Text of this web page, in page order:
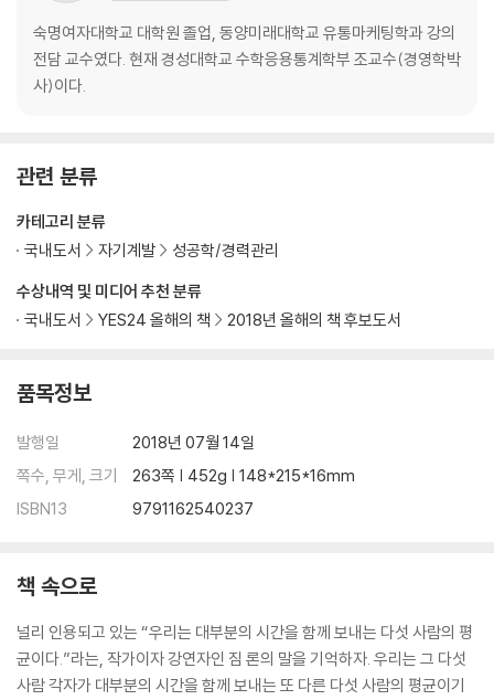
10. 확실한 의도, 그 이상이 필요하다
유연한 학습자가 되어야 한다 | 변화를 위해 100퍼센트 전력투구하라 | 때
11. 높은 목표에 맞춰 성장하라
자신의 실력보다 높은 수준의 목표를 설정하라 | 잘하는 사람들과 경쟁하
라 | 최고의 능력을 끌어내려면 공개적으로 경쟁하라 | 배운 것을 바로 활
용하라 | 가장 훌륭한 멘토는 당신이 돈을 지불한 멘토다 | 반복을 통해 무
의식 수준까지 학습하라 | 변화의 과정을 관찰하라 | 현장 경험과 실패가
필요하다 | 또 다른 성공을 위해 계속 변화하라 | 현재에 만족하거나 성공
12. 당신이 지금 있는 곳이 미래를 바꾼다
성이 향상된다 | 영리하게 삶을 변화시키는 기술 | 자기 혁신보다 주변 혁
신
업의 힘 | 달라지고 싶다면 지금의 환경에서 벗어나라
14. 어제처럼 살지 않기로 결심하라
과거를 기억하되 얽매이지 마라 | 오늘과 다른 내일을 만들어라
숙명여자대학교 대학원 졸업, 동양미래대학교 유통마케팅학과 강의
전담 교수였다. 현재 경성대학교 수학응용통계학부 조교수(경영학박
사)이다.
관련 분류
수상내역 및 미디어 추천 분류
국내도서
YES24 올해의 책 2018년 올해의 책 후보도서
카테고리 분류
국내도서
자기계발 성공학/경력관리
품목정보
발행일
2018년 07월 14일
쪽수, 무게, 크기
263쪽 | 452g | 148*215*16mm
ISBN13
9791162540237
책 속으로
널리 인용되고 있는 “우리는 대부분의 시간을 함께 보내는 다섯 사람의 평
균이다.”라는, 작가이자 강연자인 짐 론의 말을 기억하자. 우리는 그 다섯
사람 각자가 대부분의 시간을 함께 보내는 또 다른 다섯 사람의 평균이기